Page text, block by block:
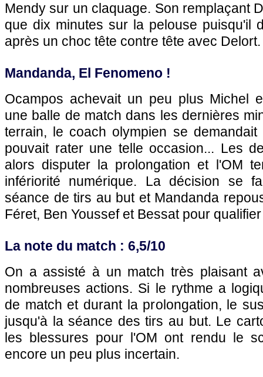
Mendy sur un claquage. Son remplaçant
que dix minutes sur la pelouse puisqu'il
après un choc tête contre tête avec
Mandanda, El Fenomeno !
Ocampos achevait un peu plus Michel
une balle de match dans les dernières
terrain, le coach olympien se
pouvait rater une telle occasion... Les
alors disputer la prolongation et l'OM
infériorité numérique. La décision se
séance de tirs au but et Mandanda
Féret, Ben Youssef et Bessat pour
La note du match : 6,5/10
On a assisté à un match très plaisant
nombreuses actions. Si le rythme a
de match et durant la prolongation, le
jusqu'à la séance des tirs au but. Le
les blessures pour l'OM ont rendu le
encore un peu plus incertain.